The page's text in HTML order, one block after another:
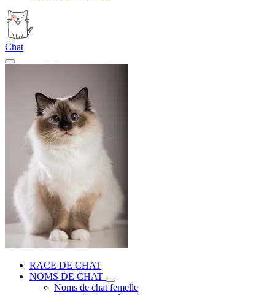
Chat
RACE DE CHAT
NOMS DE CHAT
Noms de chat femelle